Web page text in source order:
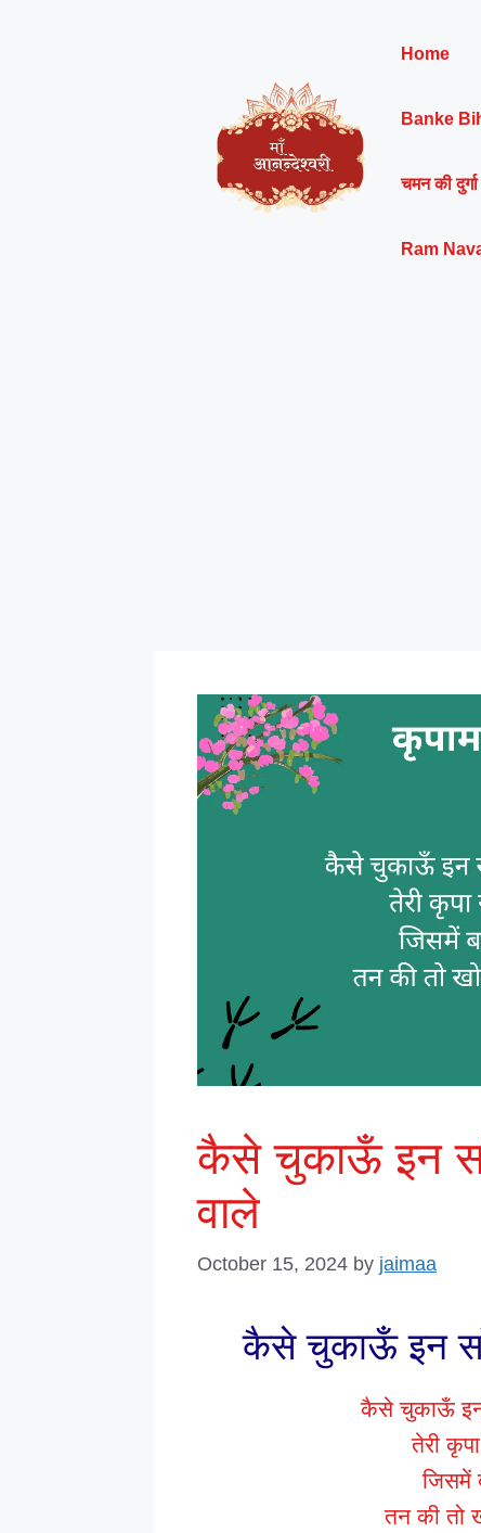
Home
Banke
चमन की
Ram
कैसे चुकाऊँ इन
वाले
October 15, 2024 by jaimaa
कैसे चुकाऊँ इन
कैसे चुकाऊँ इन
तेरी
जिसमें
तन की तो